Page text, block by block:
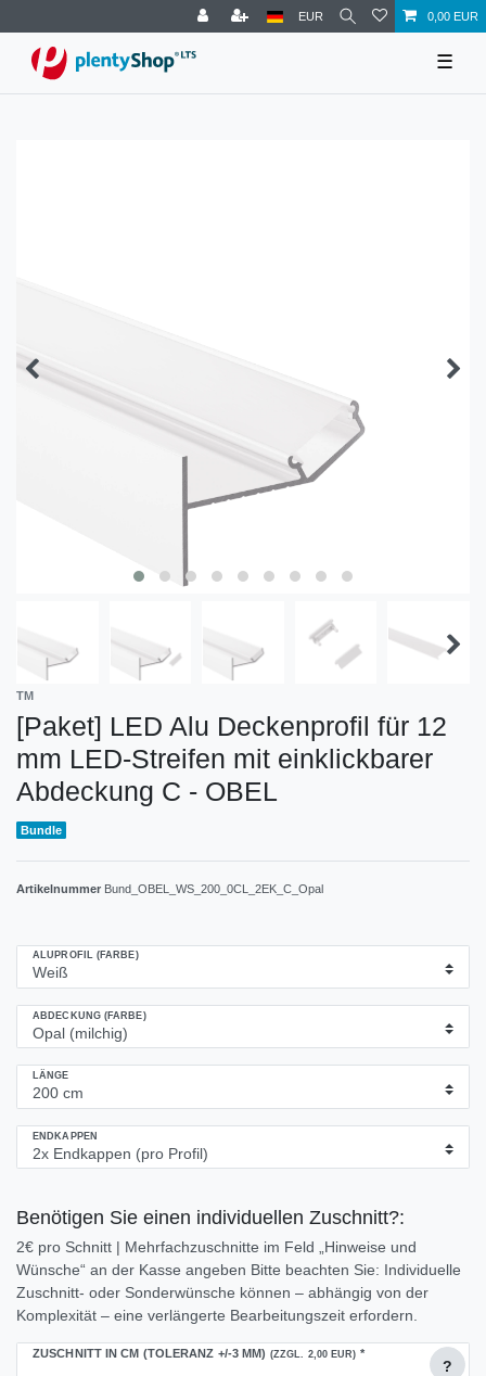
EUR 0,00 EUR
☰
TM
[Paket] LED Alu Deckenprofil für 12
mm LED-Streifen mit einklickbarer
Abdeckung C - OBEL
Bundle
Artikelnummer Bund_OBEL_WS_200_0CL_2EK_C_Opal
ALUPROFIL (FARBE)
ABDECKUNG (FARBE)
LÄNGE
ENDKAPPEN
Benötigen Sie einen individuellen Zuschnitt?:
2€ pro Schnitt | Mehrfachzuschnitte im Feld „Hinweise und
Wünsche“ an der Kasse angeben Bitte beachten Sie: Individuelle
Zuschnitt- oder Sonderwünsche können – abhängig von der
Komplexität – eine verlängerte Bearbeitungszeit erfordern.
ZUSCHNITT IN CM (TOLERANZ +/-3 MM) (ZZGL. 2,00 EUR) *
?